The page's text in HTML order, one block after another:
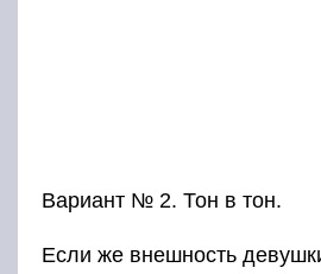
Вариант № 2. Тон в тон.
Если же внешность